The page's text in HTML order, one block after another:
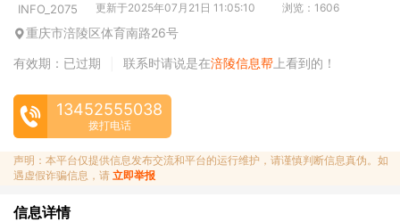
INFO_2075 更新于2025年07月21日 11:05:10 浏览：1606
重庆市涪陵区体育南路26号
有效期：已过期
联系时请说是在涪陵信息帮 上看到的！
13452555038
拨打电话
声明：本平台仅提供信息发布交流和平台的运行维护，请谨慎判断信息真伪。如
遇虚假诈骗信息，请 立即举报
信息详情